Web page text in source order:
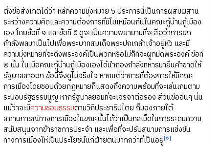
ตั้งข้อสังเกตได้ว่า หลักความมุ่งหมาย ๖ ประการนี้เป็นการผสมผสาน
ระหว่างความคิดและความต้องการที่มีไม่เหมือนกันในคณะกู้บ้านกู้เมือง
เอง โดยข้อที่ ๑ และข้อที่ ๕ ดูจะเป็นความพยายามที่จะสื่อว่าการยก
กำลังพลมาเป็นไปเพื่อพระบาทสมเด็จพระปกเกล้าเจ้าอยู่หัว และมี
ความมุ่งหมายที่จะดึงพระองค์เป็นพวกหรือไม่ก็ที่จะผูกมัดพระองค์ ข้อที่
๒ นั้น ในเมื่อคณะกู้บ้านกู้เมืองเองได้นำกองกำลังทหารมายื่นคำขาดให้
รัฐบาลลาออก ข้อนี้จึงดูไม่จริงใจ หากแต่ว่าการที่ต้องการให้มีคณะ
การเมืองโดยชอบด้วยกฎหมายก็แสดงถึงความพร้อมที่จะเล่นเกมตาม
ระบอบรัฐธรรมนูญ หากรัฐบาลยอมที่จะเจรจาต่อรอง ส่วนข้ออื่นๆ นั้น
แม้ว่าจะมีความชอบธรรมตามวิถีประชาธิปไตย ก็มองภายใต้
สถานการณ์ทางการเมืองในขณะนั้นได้ว่าเป็นกลเม็ดในการระดมความ
สนับสนุนจากข้าราชการประจำ และเพื่อที่จะปรับสนามการแข่งขัน
ทางการเมืองให้เป็นประโยชน์แก่ฝ่ายตนมากกว่าที่เป็นอยู่[6]